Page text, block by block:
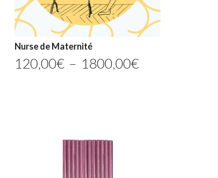
Nurse de Maternité
120,00€ – 1800,00€Plage